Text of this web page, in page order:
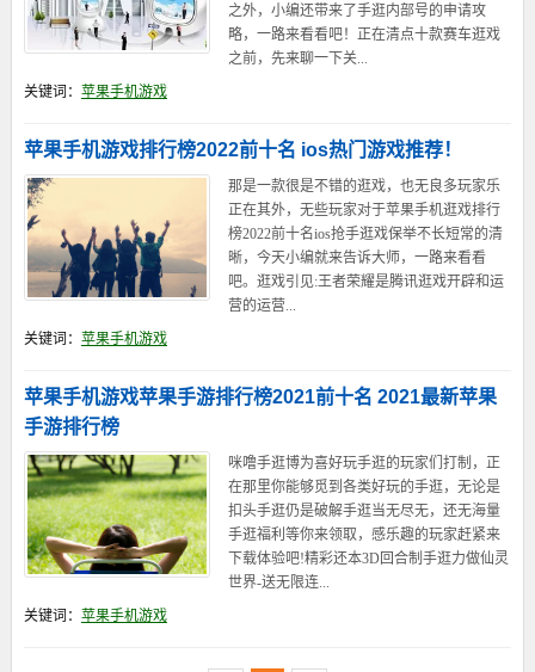
之外，小编还带来了手逛内部号的申请攻
略，一路来看看吧！正在清点十款赛车逛戏
之前，先来聊一下关...
关键词： 苹果手机游戏
苹果手机游戏排行榜2022前十名 ios热门游戏推荐！
那是一款很是不错的逛戏，也无良多玩家乐
正在其外，无些玩家对于苹果手机逛戏排行
榜2022前十名ios抢手逛戏保举不长短常的清
晰，今天小编就来告诉大师，一路来看看
吧。逛戏引见:王者荣耀是腾讯逛戏开辟和运
营的运营...
关键词： 苹果手机游戏
苹果手机游戏苹果手游排行榜2021前十名 2021最新苹果
手游排行榜
咪噜手逛博为喜好玩手逛的玩家们打制，正
在那里你能够觅到各类好玩的手逛，无论是
扣头手逛仍是破解手逛当无尽无，还无海量
手逛福利等你来领取，感乐趣的玩家赶紧来
下载体验吧!精彩还本3D回合制手逛力做仙灵
世界-送无限连...
关键词： 苹果手机游戏